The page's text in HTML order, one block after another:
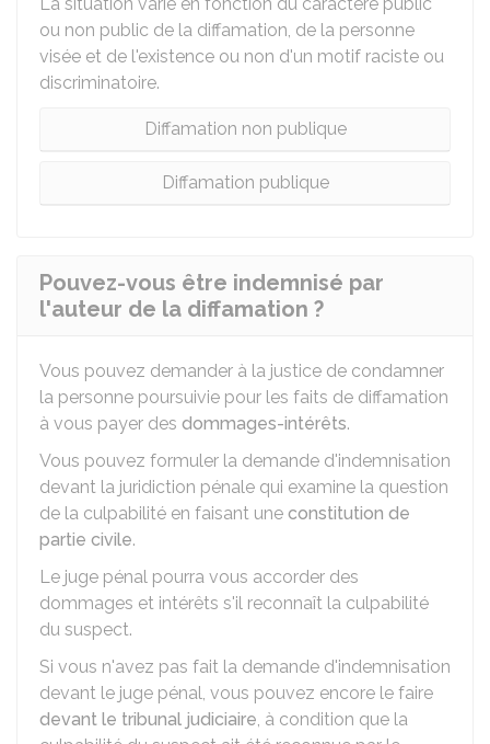
ou non public de la diffamation, de la personne
visée et de l'existence ou non d'un motif raciste ou
discriminatoire.
Diffamation non publique
Diffamation publique
Pouvez-vous être indemnisé par
l'auteur de la diffamation ?
Vous pouvez demander à la justice de condamner
la personne poursuivie pour les faits de diffamation
à vous payer des dommages-intérêts.
Vous pouvez formuler la demande d'indemnisation
devant la juridiction pénale qui examine la question
de la culpabilité en faisant une constitution de
partie civile.
Le juge pénal pourra vous accorder des
dommages et intérêts s'il reconnaît la culpabilité
du suspect.
Si vous n'avez pas fait la demande d'indemnisation
devant le juge pénal, vous pouvez encore le faire
devant le tribunal judiciaire, à condition que la